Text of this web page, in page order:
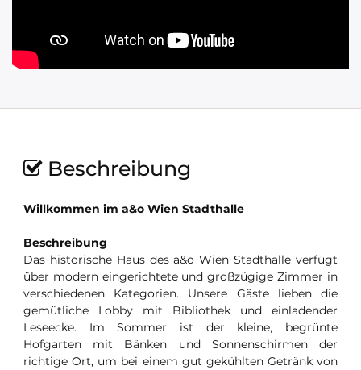
Beschreibung
Willkommen im a&o Wien Stadthalle
Beschreibung
Das historische Haus des a&o Wien Stadthalle verfügt
über modern eingerichtete und großzügige Zimmer in
verschiedenen Kategorien. Unsere Gäste lieben die
gemütliche Lobby mit Bibliothek und einladender
Leseecke. Im Sommer ist der kleine, begrünte
Hofgarten mit Bänken und Sonnenschirmen der
richtige Ort, um bei einem gut gekühlten Getränk von